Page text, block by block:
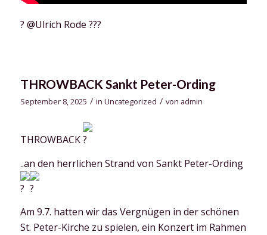
? @Ulrich Rode ???
THROWBACK Sankt Peter-Ording
September 8, 2025 / in Uncategorized / von admin
THROWBACK
..an den herrlichen Strand von Sankt Peter-Ording
Am 9.7. hatten wir das Vergnügen in der schönen
St. Peter-Kirche zu spielen, ein Konzert im Rahmen